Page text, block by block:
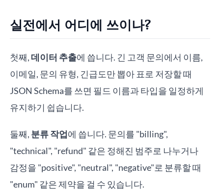
실전에서 어디에 쓰이나?
첫째, 데이터 추출에 씁니다. 긴 고객 문의에서 이름,
이메일, 문의 유형, 긴급도만 뽑아 표로 저장할 때
JSON Schema를 쓰면 필드 이름과 타입을 일정하게
유지하기 쉽습니다.
둘째, 분류 작업에 씁니다. 문의를 "billing",
"technical", "refund" 같은 정해진 범주로 나누거나
감정을 "positive", "neutral", "negative"로 분류할 때
"enum" 같은 제약을 걸 수 있습니다.